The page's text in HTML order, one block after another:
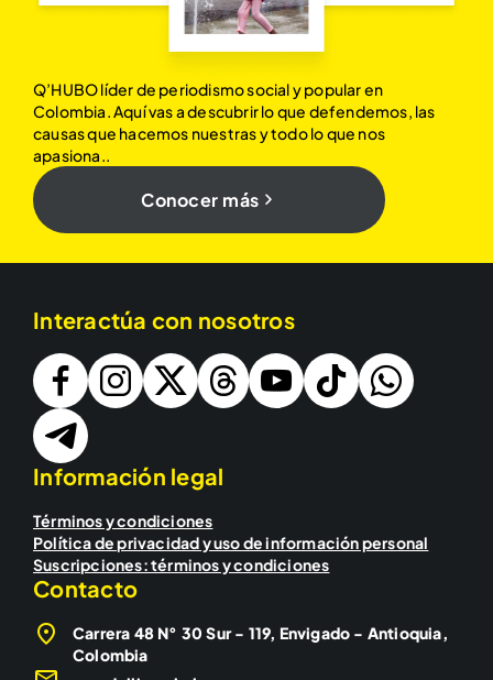
Q’HUBO líder de periodismo social y popular en
Colombia. Aquí vas a descubrir lo que defendemos, las
causas que hacemos nuestras y todo lo que nos
apasiona..
Conocer más
Interactúa con nosotros
Información legal
Términos y condiciones
Política de privacidad y uso de información personal
Suscripciones: términos y condiciones
Contacto
Carrera 48 N° 30 Sur - 119, Envigado - Antioquia,
Colombia